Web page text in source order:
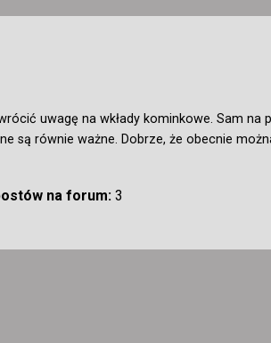
uwagę na wkłady kominkowe. Sam na
są równie ważne. Dobrze, że obecnie
na forum:3